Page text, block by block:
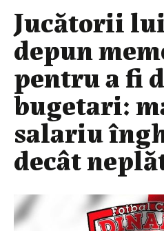
Jucătorii
depun
pentru a fi
bugetari:
salariu
decât